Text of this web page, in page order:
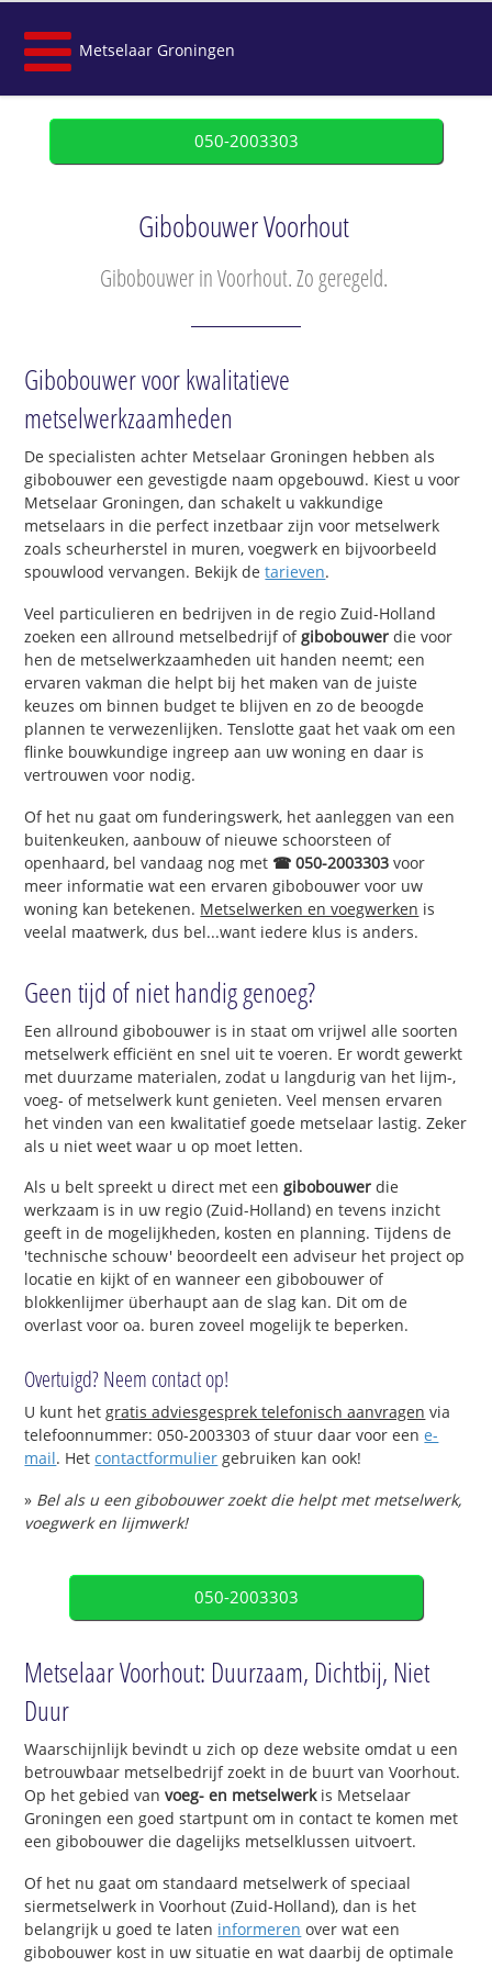
Metselaar Groningen
050-2003303
Gibobouwer Voorhout
Gibobouwer in Voorhout. Zo geregeld.
Gibobouwer voor kwalitatieve
metselwerkzaamheden
De specialisten achter Metselaar Groningen hebben als
gibobouwer een gevestigde naam opgebouwd. Kiest u voor
Metselaar Groningen, dan schakelt u vakkundige
metselaars in die perfect inzetbaar zijn voor metselwerk
zoals scheurherstel in muren, voegwerk en bijvoorbeeld
spouwlood vervangen. Bekijk detarieven.
Veel particulieren en bedrijven in de regio Zuid-Holland
zoeken een allround metselbedrijf ofgibobouwer die voor
hen de metselwerkzaamheden uit handen neemt; een
ervaren vakman die helpt bij het maken van de juiste
keuzes om binnen budget te blijven en zo de beoogde
plannen te verwezenlijken. Tenslotte gaat het vaak om een
flinke bouwkundige ingreep aan uw woning en daar is
vertrouwen voor nodig.
Of het nu gaat om funderingswerk, het aanleggen van een
buitenkeuken, aanbouw of nieuwe schoorsteen of
openhaard, bel vandaag nog met ☎ 050-2003303 voor
meer informatie wat een ervaren gibobouwer voor uw
woning kan betekenen. Metselwerken en voegwerken is
veelal maatwerk, dus bel...want iedere klus is anders.
Geen tijd of niet handig genoeg?
Een allround gibobouwer is in staat om vrijwel alle soorten
metselwerk efficiënt en snel uit te voeren. Er wordt gewerkt
met duurzame materialen, zodat u langdurig van het lijm-,
voeg- of metselwerk kunt genieten. Veel mensen ervaren
het vinden van een kwalitatief goede metselaar lastig. Zeker
als u niet weet waar u op moet letten.
Als u belt spreekt u direct met eengibobouwer die
werkzaam is in uw regio (Zuid-Holland) en tevens inzicht
geeft in de mogelijkheden, kosten en planning. Tijdens de
'technische schouw' beoordeelt een adviseur het project op
locatie en kijkt of en wanneer een gibobouwer of
blokkenlijmer überhaupt aan de slag kan. Dit om de
overlast voor oa. buren zoveel mogelijk te beperken.
Overtuigd? Neem contact op!
U kunt hetgratis adviesgesprek telefonisch aanvragen via
telefoonnummer: 050-2003303 of stuur daar voor eene-
mail. Hetcontactformulier gebruiken kan ook!
» Bel als u een gibobouwer zoekt die helpt met metselwerk,
voegwerk en lijmwerk!
050-2003303
Metselaar Voorhout: Duurzaam, Dichtbij, Niet
Duur
Waarschijnlijk bevindt u zich op deze website omdat u een
betrouwbaar metselbedrijf zoekt in de buurt van Voorhout.
Op het gebied van voeg- en metselwerkis Metselaar
Groningen een goed startpunt om in contact te komen met
een gibobouwer die dagelijks metselklussen uitvoert.
Of het nu gaat om standaard metselwerk of speciaal
siermetselwerk in Voorhout (Zuid-Holland), dan is het
belangrijk u goed te laten informeren over wat een
gibobouwer kost in uw situatie en wat daarbij de optimale